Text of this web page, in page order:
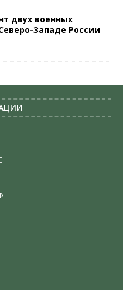
двух военных
Западе России